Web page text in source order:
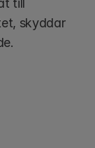
till
skyddar